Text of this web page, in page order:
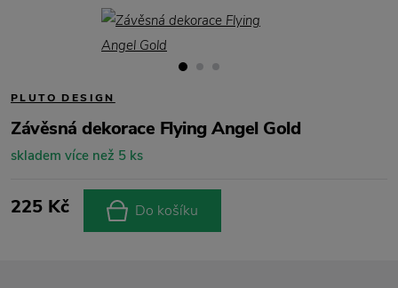
PLUTO DESIGN
Závěsná dekorace Flying Angel Gold
skladem více než 5 ks
225 Kč Do košíku